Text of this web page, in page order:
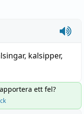
, kalsipper,
ett fel?